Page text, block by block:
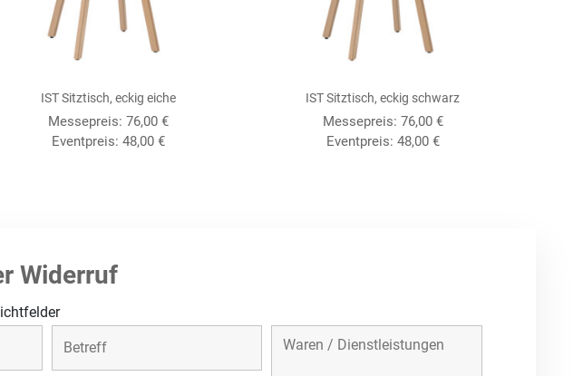
IST Sitztisch, eckig eiche
Messepreis:76,00€
Eventpreis:48,00€
IST Sitztisch, eckig schwarz
Messepreis: 76,00 €
Eventpreis: 48,00 €
Widerruf